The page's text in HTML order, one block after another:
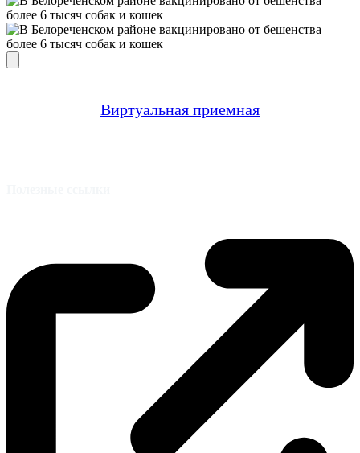
Виртуальная приемная